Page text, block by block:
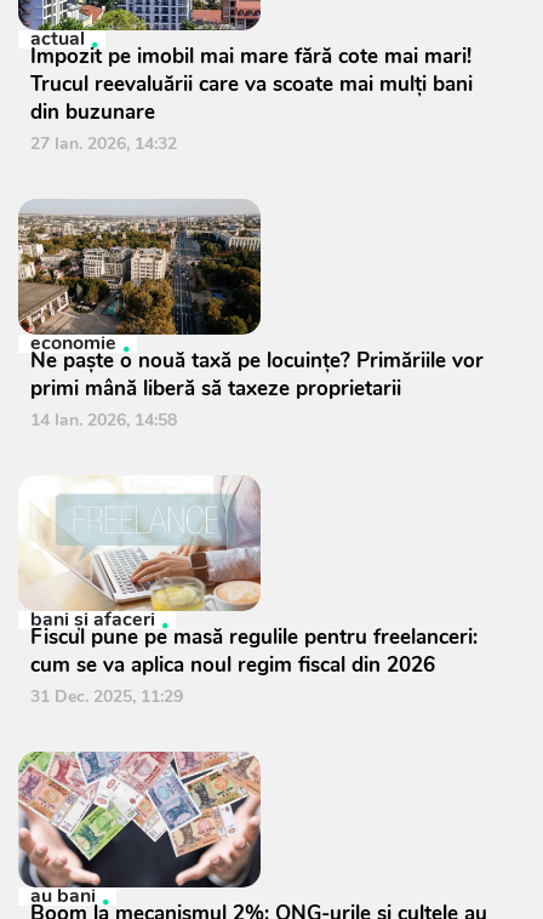
actual
Impozit pe imobil mai mare fără cote mai mari!
Trucul reevaluării care va scoate mai mulți bani
din buzunare
27 Ian. 2026, 14:32
economie
Ne paște o nouă taxă pe locuințe? Primăriile vor
primi mână liberă să taxeze proprietarii
14 Ian. 2026, 14:58
bani și afaceri
Fiscul pune pe masă regulile pentru freelanceri:
cum se va aplica noul regim fiscal din 2026
31 Dec. 2025, 11:29
au bani